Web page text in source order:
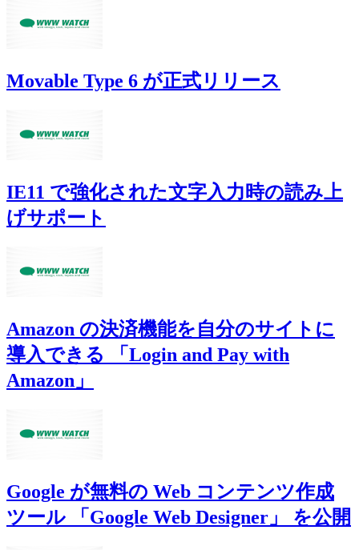
Movable Type 6 が正式リリース
IE11 で強化された文字入力時の読み上
げサポート
Amazon の決済機能を自分のサイトに
導入できる 「Login and Pay with
Amazon」
Google が無料の Web コンテンツ作成
ツール 「Google Web Designer」 を公開